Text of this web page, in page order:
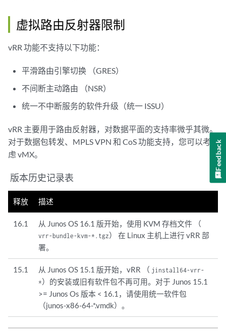
虚拟路由反射器限制
vRR 功能不支持以下功能：
平滑路由引擎切换 （GRES）
不间断主动路由 （NSR）
统一不中断服务的软件升级（统一 ISSU）
vRR 主要用于路由反射器，对数据平面的支持率微乎其微。
对于数据包转发、MPLS VPN 和 CoS 功能支持，您可以考
虑 vMX。
版本历史记录表
释放 描述
16.1 从 Junos OS 16.1 版开始，使用 KVM 存档文件 （
vrr-bundle-kvm-*.tgz） 在 Linux 主机上进行 vRR 部
署。
15.1 从 Junos OS 15.1 版开始，vRR （ jinstall64-vrr-
*） 的安装或旧有软件包不再可用。对于 Junos 15.1
>= Junos Os 版本 < 16.1，请使用统一软件包
（junos-x86-64-*.vmdk）。
Feedback